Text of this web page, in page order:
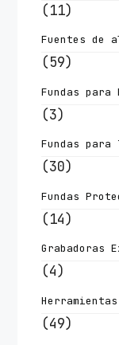
(11)
Fuentes de
(59)
Fundas para
(3)
Fundas para
(30)
Fundas
(14)
Grabadoras
(4)
(49)